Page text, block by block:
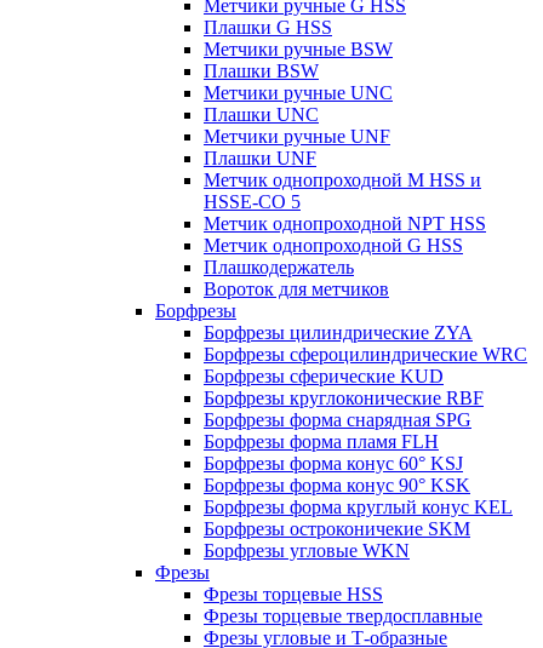
Метчики ручные G HSS
Плашки G HSS
Метчики ручные BSW
Плашки BSW
Метчики ручные UNC
Плашки UNC
Метчики ручные UNF
Плашки UNF
Метчик однопроходной M HSS и
HSSE-CO 5
Метчик однопроходной NPT HSS
Метчик однопроходной G HSS
Плашкодержатель
Вороток для метчиков
Борфрезы
Борфрезы цилиндрические ZYA
Борфрезы сфероцилиндрические WRC
Борфрезы сферические KUD
Борфрезы круглоконические RBF
Борфрезы форма снарядная SPG
Борфрезы форма пламя FLH
Борфрезы форма конус 60° KSJ
Борфрезы форма конус 90° KSK
Борфрезы форма круглый конус KEL
Борфрезы остроконичекие SKM
Борфрезы угловые WKN
Фрезы
Фрезы торцевые HSS
Фрезы торцевые твердосплавные
Фрезы угловые и Т-образные